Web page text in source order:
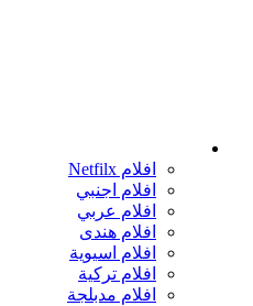
افلام Netfilx
افلام اجنبي
افلام عربي
افلام هندى
افلام اسيوية
افلام تركية
افلام مدبلجة